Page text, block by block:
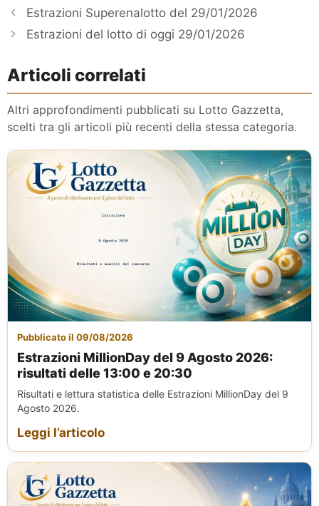
Estrazioni Superenalotto del 29/01/2026
Estrazioni del lotto di oggi 29/01/2026
Articoli correlati
Altri approfondimenti pubblicati su Lotto Gazzetta,
scelti tra gli articoli più recenti della stessa categoria.
Pubblicato il 09/08/2026
Estrazioni MillionDay del 9 Agosto 2026:
risultati delle 13:00 e 20:30
Risultati e lettura statistica delle Estrazioni MillionDay del 9
Agosto 2026.
Leggi l’articolo